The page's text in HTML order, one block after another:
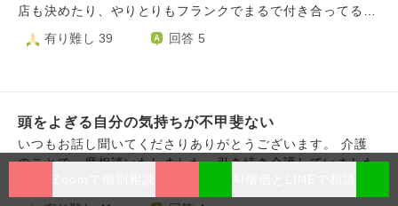
ト代の負担をしていました。しかし、私自身も借金を抱えて
生活は圧迫され、精神的にも余裕がなくなっていきました。
合うことができたのではないかと、何度も思い返してしまい
ます。 その後、別れを伝えましたが、「自分は苦しんでい
る人を見捨てたのではないか」という罪悪感が消えません。
がなく、お互いにさらに苦しくなるとも感じています。 今
店も決めたり、やりとりもフランクでまるで付き合ってるか
のような気持ちになりました でもいざ会うと彼女は口蓋裂
でした。僕はびっくりしましたが、彼女の中身は本物ですご
穏やかさでした すごくいい子だっただけに見た目で袖にし
てしまった自分が情けないです。3晩ずっと電話をしてたの
で情が移ってしまって寂しい気持ちもあるし、苦しいです。
を交換できないです。 なんでこんなに僕は情けないのでし
有り難し 39 回答 5
頭をよぎる自分の気持ちが不甲斐ない
いつもお話し聞いてくださりありがとうございます。 介護
のことで一度相談いたしました。引き続き介護していました
高齢のため施設を検討をすすめられてます。 私はここ数年